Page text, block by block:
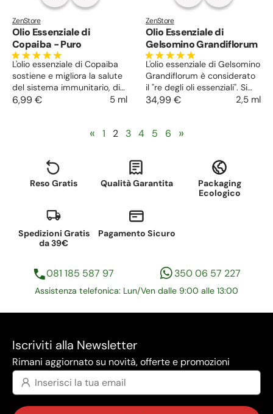
ZenStore
Olio Essenziale di
Copaiba - Puro
L'olio essenziale di Copaiba
sostiene e migliora la salute
del sistema immunitario, di
quello cardiovascolare e
nervoso, riducendo lo stress
6,99 € 5 ml
ZenStore
Olio Essenziale di
Gelsomino Grandiflorum
L'olio essenziale di Gelsomino
Grandiflorum è considerato
il "re degli oli essenziali". Si
presenta con un profumo
aromaterapici.
34,99 € 2,5 ml
« 1 2 3 4 5 6 »
Reso Gratis Qualità Garantita
Packaging
Ecologico
Spedizioni Gratis
da 39€
Pagamento Sicuro
081 185 587 97 350 06 57 227
Assistenza telefonica: Lun/Ven dalle 9:00 alle 13:00
Iscriviti alla Newsletter
Rimani aggiornato su novità, offerte e promozioni